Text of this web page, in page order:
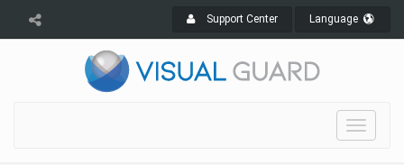
Support Center Language
Toggle